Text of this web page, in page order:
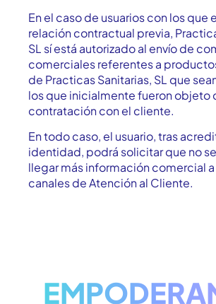
En el caso de usuarios con los que
relación contractual previa,
SL sí está autorizado al envío de
comerciales referentes a
de Practicas Sanitarias, SL que
los que inicialmente fueron objeto
contratación con el cliente.
En todo caso, el usuario, tras
identidad, podrá solicitar que no
llegar más información comercial
canales de Atención al Cliente.